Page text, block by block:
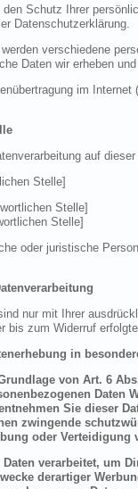
Schutz Ihrer
Datenschutzerklärung.
verschiedene
Daten wir erheben
im
auf
Stelle]
Stelle]
Stelle]
oder juristische
nur mit Ihrer
bis zum Widerruf
in
von Art. 6
Sie dieser
zwingende
oder Verteidigung
verarbeitet, um
derartiger